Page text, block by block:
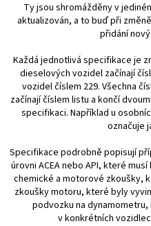
Ty jsou shromážděny v
aktualizován, a to buď při
přidání
Každá jednotlivá specifikace je
dieselových vozidel začínají
vozidel číslem 229. Všechna
začínají číslem listu a končí
specifikaci. Například u
označuje
Specifikace podrobně popisují
úrovni ACEA nebo API, které
chemické a motorové zkoušky,
zkoušky motoru, které byly
podvozku na
v konkrétních